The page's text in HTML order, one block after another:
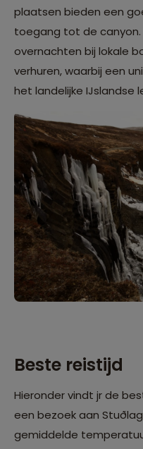
plaatsen bieden een
toegang tot de canyon.
overnachten bij lokale
verhuren, waarbij een
het landelijke IJslandse
Beste reistijd
Hieronder vindt jr de
een bezoek aan
gemiddelde